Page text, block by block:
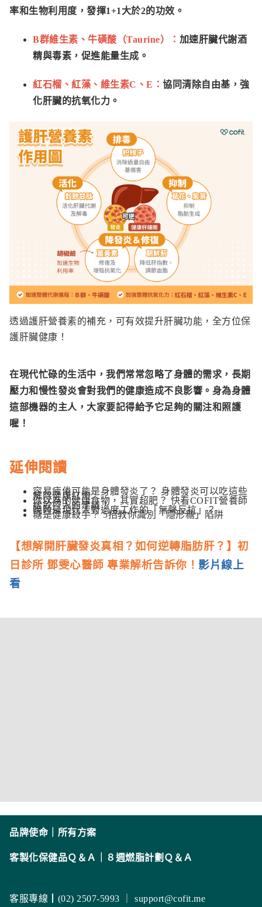
率和生物利用度，發揮1+1大於2的功效。
B群維生素、牛磺酸（Taurine）： 加速肝臟代謝酒
精與毒素，促進能量生成。
紅石榴、紅藻、維生素C、E： 協同清除自由基，強
化肝臟的抗氧化力。
透過護肝營養素的補充，可有效提升肝臟功能，全方位保
護肝臟健康！
在現代忙碌的生活中，我們常常忽略了身體的需求，長期
壓力和慢性發炎會對我們的健康造成不良影響。身為身體
這部機器的主人，大家要記得給予它足夠的關注和照護
喔！
延伸閱讀
容易疲倦可能是身體發炎了？ 身體發炎可以吃這些
解除健康紅燈
你以為的健康食物，其實超肥？ 快看COFIT營養師
給飲控人的建議！
晚睡是現代人對過度工作的「無聲反抗」？
糖是健康殺手？ 5招教你識別「隱形糖」陷阱
【想解開肝臟發炎真相？如何逆轉脂肪肝？】 初
日診所 鄧雯心醫師 專業解析告訴你！ 影片線上
看
品牌使命 所有方案
客製化保健品Ｑ＆Ａ ８週燃脂計劃Ｑ＆Ａ
客服專線┃(02) 2507-5993 ｜ support@cofit.me